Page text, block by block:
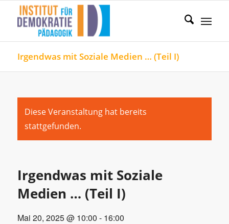
Irgendwas mit Soziale Medien … (Teil I)
Diese Veranstaltung hat bereits
stattgefunden.
Irgendwas mit Soziale
Medien … (Teil I)
Mai 20, 2025 @ 10:00 - 16:00